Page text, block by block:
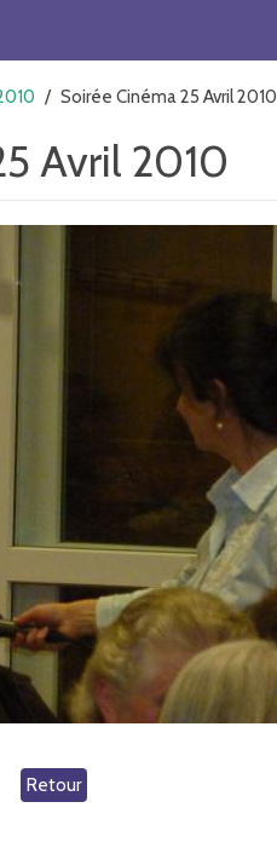
/ Soirée Cinéma 25 Avril 2010
Avril 2010
Retour